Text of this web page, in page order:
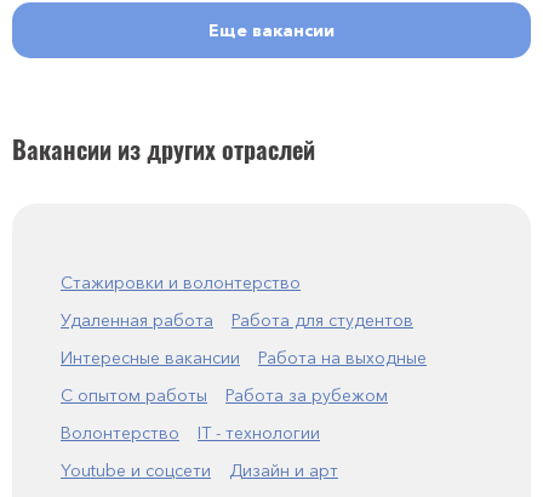
Еще вакансии
Вакансии из других отраслей
Стажировки и волонтерство
Удаленная работа
Работа для студентов
Интересные вакансии
Работа на выходные
С опытом работы
Работа за рубежом
Волонтерство
IT - технологии
Youtube и соцсети
Дизайн и арт